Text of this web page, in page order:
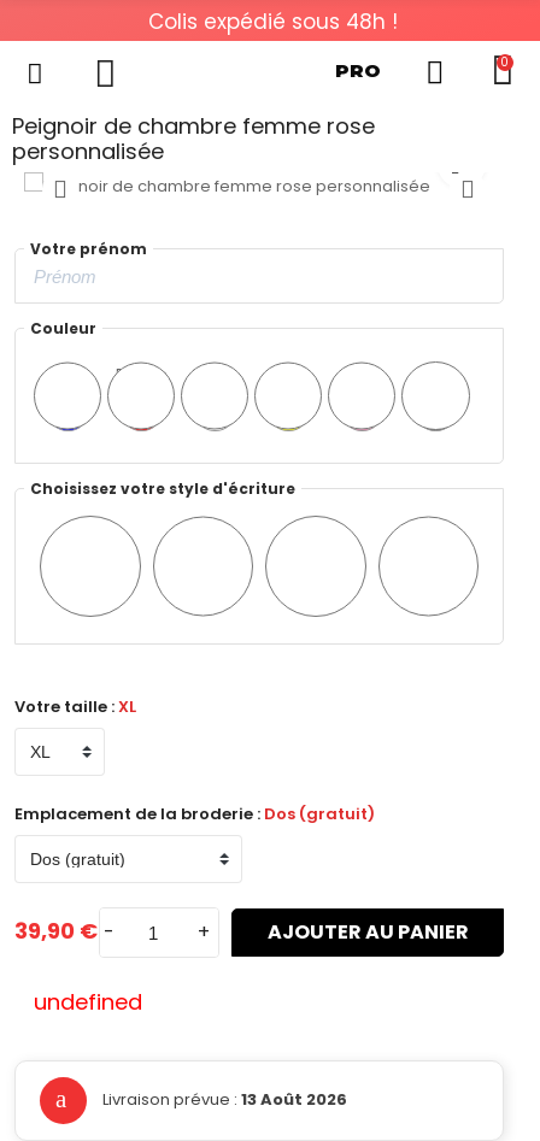
Colis expédié sous 48h !
PRO 0
Peignoir de chambre femme rose
personnalisée
Votre prénom
Couleur
Bleu Rouge Blanc Jaune Rose Noir
Choisissez votre style d'écriture
Votre taille :XL
Emplacement de la broderie : Dos (gratuit)
39,90 € - + AJOUTER AU PANIER
undefined
Livraison prévue : 13 Août 2026